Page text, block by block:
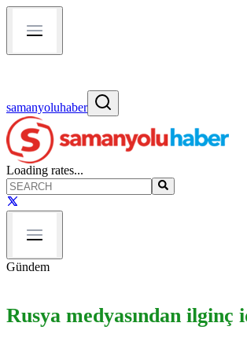
samanyoluhaber
Loading rates...
Gündem
Rusya medyasından